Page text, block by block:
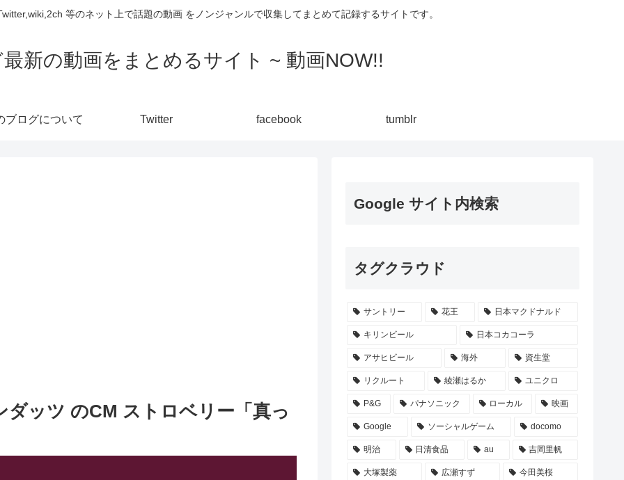
等のネット上で話題の動画 をノンジャンルで収集してまとめて記録するサイトです。
新の動画をまとめるサイト ~ 動画NOW!!
ブログについて Twitter facebook tumblr
ッツ のCM ストロベリー「真っ
Google サイト内検索
タグクラウド
サントリー 花王 日本マクドナルド
キリンビール 日本コカコーラ
アサヒビール 海外 資生堂
リクルート 綾瀬はるか ユニクロ
P&G パナソニック ローカル 映画
Google ソーシャルゲーム docomo
明治 日清食品 au 吉岡里帆
大塚製薬 広瀬すず 今田美桜